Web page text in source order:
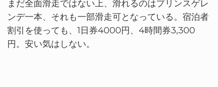
まだ全面滑走ではない上、滑れるのはプリンスゲレ
ンデ一本、それも一部滑走可となっている。宿泊者
割引を使っても、1日券4000円、4時間券3,300
円。安い気はしない。